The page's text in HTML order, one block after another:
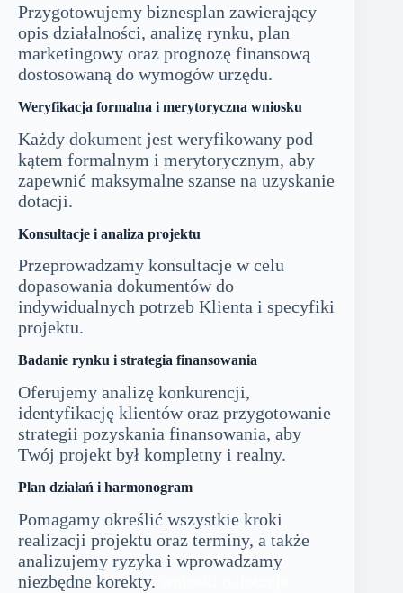
Przygotowujemy biznesplan zawierający
opis działalności, analizę rynku, plan
marketingowy oraz prognozę finansową
dostosowaną do wymogów urzędu.
Weryfikacja formalna i merytoryczna wniosku
Każdy dokument jest weryfikowany pod
kątem formalnym i merytorycznym, aby
zapewnić maksymalne szanse na uzyskanie
dotacji.
Konsultacje i analiza projektu
Przeprowadzamy konsultacje w celu
dopasowania dokumentów do
indywidualnych potrzeb Klienta i specyfiki
projektu.
Badanie rynku i strategia finansowania
Oferujemy analizę konkurencji,
identyfikację klientów oraz przygotowanie
strategii pozyskania finansowania, aby
Twój projekt był kompletny i realny.
Plan działań i harmonogram
Pomagamy określić wszystkie kroki
realizacji projektu oraz terminy, a także
analizujemy ryzyka i wprowadzamy
niezbędne korekty.